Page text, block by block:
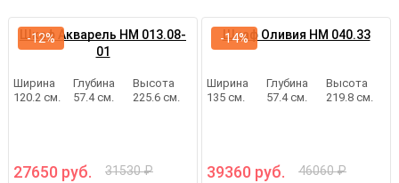
Шкаф Акварель НМ 013.08-
01
Ширина
120.2 см.
Глубина
57.4 см.
Высота
225.6 см.
27650 руб. 31530 ₽
-12% Шкаф Оливия НМ 040.33
Ширина
135 см.
Глубина
57.4 см.
Высота
219.8 см.
39360 руб. 46060 ₽
-14%